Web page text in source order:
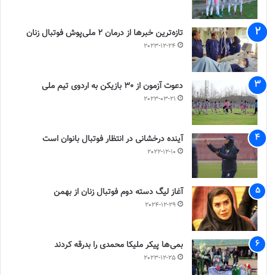
تازه‌ترین خبرها از درمان ۲ ملی‌پوش فوتبال زنان
2023-12-24
دعوت آزمون از 30 بازیکن به اردوی تیم ملی
2023-03-21
آینده درخشانی در انتظار فوتبال بانوان است
2022-12-10
آغاز لیگ دسته دوم فوتبال زنان از بهمن
2024-12-29
بمی‌ها پیکر ملیکا محمدی را بدرقه کردند
2023-12-25